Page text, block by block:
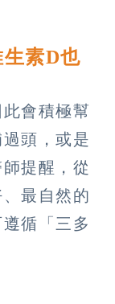
素D也
會積極幫
頭，或是
提醒，從
最自然的
循「三多